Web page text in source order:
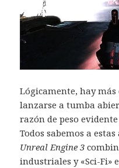
Lógicamente, hay
lanzarse a tumba
razón de peso
Todos sabemos a
Unreal Engine 3
industriales y «Sci-Fi»